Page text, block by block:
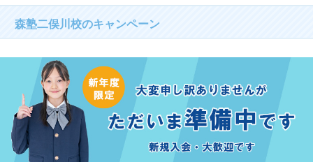
森塾二俣川校のキャンペーン